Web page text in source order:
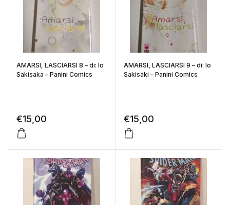
AMARSI, LASCIARSI 8 – di: Io
Sakisaka – Panini Comics
€15,00
AMARSI, LASCIARSI 9 – di: Io
Sakisaki – Panini Comics
€15,00